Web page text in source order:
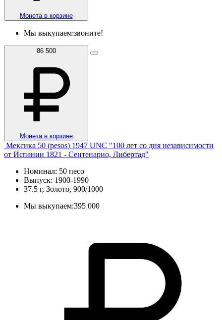
Монета в корзине
Мы выкупаем:звоните!
86 500
Монета в корзине
Мексика 50 (pesos) 1947 UNC "100 лет со дня независимости
от Испании 1821 - Сентенарио, Либертад"
Номинал: 50 песо
Выпуск: 1900-1990
37.5 г, Золото, 900/1000
Мы выкупаем:395 000